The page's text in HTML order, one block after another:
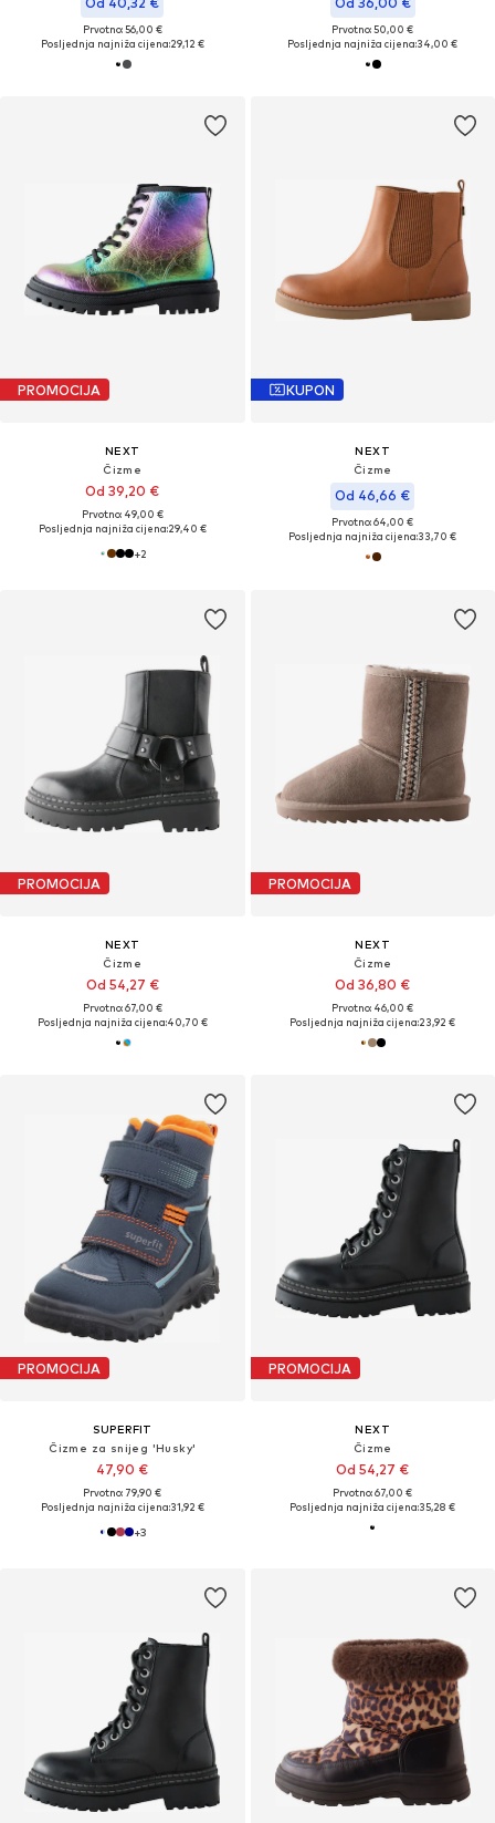
Prvotno: 56,00 €
Posljednja najniža cijena:29,12 €
Prvotno: 50,00 €
Posljednja najniža cijena:34,00 €
PROMOCIJA
NEXT
Čizme
Od 39,20 €
Prvotno: 49,00 €
Posljednja najniža cijena:29,40 €
+2
KUPON
NEXT
Čizme
Od 46,66 €
Prvotno: 64,00 €
Posljednja najniža cijena:33,70 €
PROMOCIJA
NEXT
Čizme
Od 54,27 €
Prvotno: 67,00 €
Posljednja najniža cijena:40,70 €
PROMOCIJA
NEXT
Čizme
Od 36,80 €
Prvotno: 46,00 €
Posljednja najniža cijena:23,92 €
PROMOCIJA
SUPERFIT
Čizme za snijeg 'Husky'
47,90 €
Prvotno: 79,90 €
Posljednja najniža cijena:31,92 €
+3
PROMOCIJA
NEXT
Čizme
Od 54,27 €
Prvotno: 67,00 €
Posljednja najniža cijena:35,28 €